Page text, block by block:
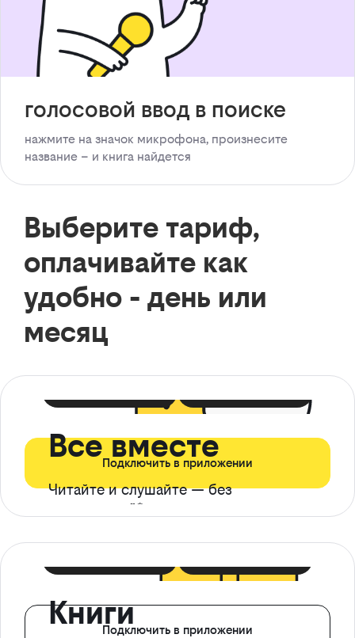
голосовой ввод в поиске
нажмите на значок микрофона, произнесите
название – и книга найдется
Выберите тариф,
оплачивайте как
удобно - день или
месяц
Все вместе
Читайте и слушайте — без
ограничений*
Подключить в приложении
КнигиПодключить в приложении